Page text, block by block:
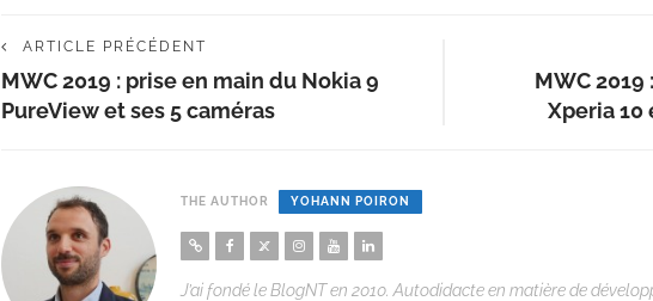
ARTICLE PRÉCÉDENT
MWC 2019 : prise en main du Nokia 9
PureView et ses 5 caméras
MWC
Xperia 10
THE AUTHOR YOHANN POIRON
J’ai fondé le BlogNT en 2010. Autodidacte en matière de